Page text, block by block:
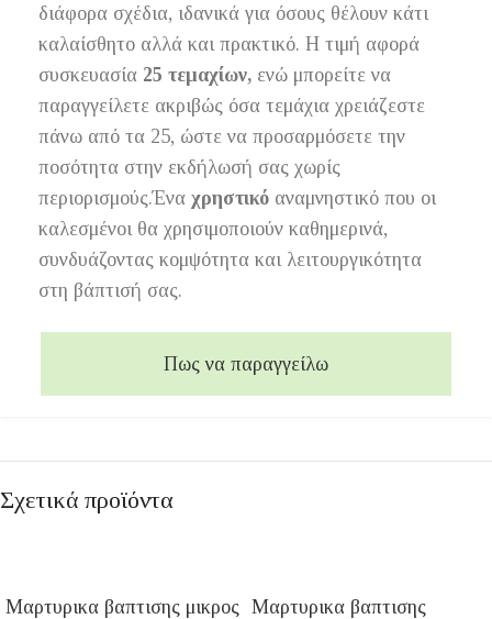
διάφορα σχέδια, ιδανικά για όσους θέλουν κάτι
καλαίσθητο αλλά και πρακτικό. Η τιμή αφορά
συσκευασία 25 τεμαχίων, ενώ μπορείτε να
παραγγείλετε ακριβώς όσα τεμάχια χρειάζεστε
πάνω από τα 25, ώστε να προσαρμόσετε την
ποσότητα στην εκδήλωσή σας χωρίς
περιορισμούς.Ένα χρηστικό αναμνηστικό που οι
καλεσμένοι θα χρησιμοποιούν καθημερινά,
συνδυάζοντας κομψότητα και λειτουργικότητα
στη βάπτισή σας.
Πως να παραγγείλω
Σχετικά προϊόντα
Μαρτυρικα βαπτισης μικρος Μαρτυρικα βαπτισης